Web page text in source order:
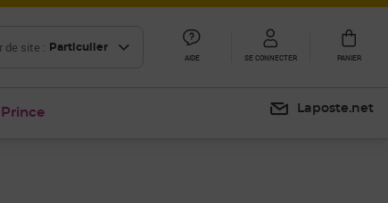
de site : Particulier
AIDE SE CONNECTER PANIER
Laposte.net